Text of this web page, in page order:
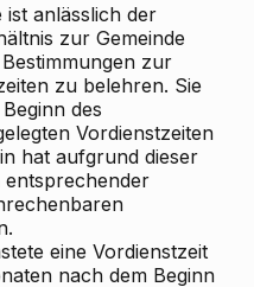
ist anlässlich der
zur Gemeinde
zur
zu belehren. Sie
des
Vordienstzeiten
hat aufgrund dieser
entsprechender
eine Vordienstzeit
nach dem Beginn